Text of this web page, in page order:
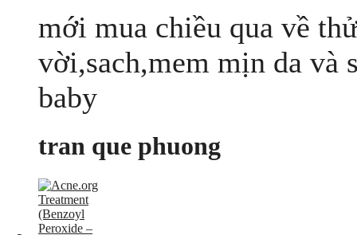
mới mua chiều qua về
vời,sach,mem mịn da và
baby
tran que phuong